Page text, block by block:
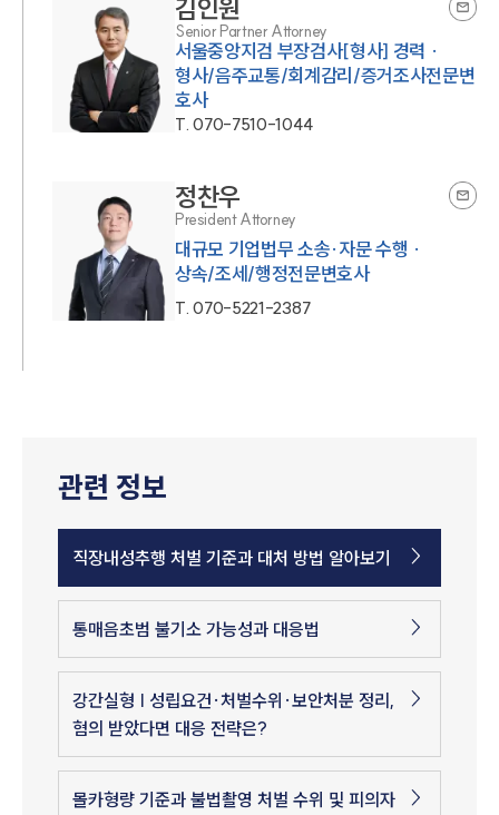
김인원
Senior Partner Attorney
서울중앙지검 부장검사[형사] 경력 ·
형사/음주교통/회계감리/증거조사전문변
호사
T.070-7510-1044
정찬우
President Attorney
대규모 기업법무 소송·자문 수행 ·
상속/조세/행정전문변호사
T.070-5221-2387
관련 정보
직장내성추행 처벌 기준과 대처 방법 알아보기
통매음초범 불기소 가능성과 대응법
강간실형 | 성립요건·처벌수위·보안처분 정리,
혐의 받았다면 대응 전략은?
몰카형량 기준과 불법촬영 처벌 수위 및 피의자